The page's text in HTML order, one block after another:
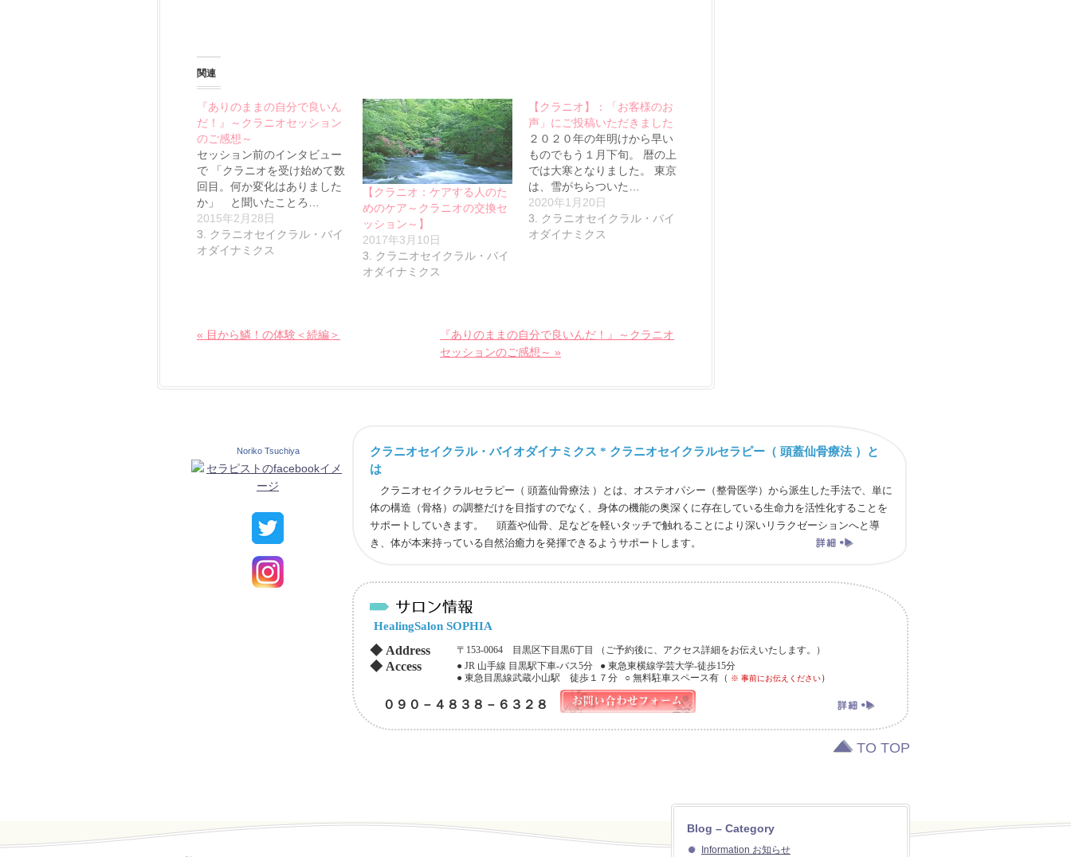
関連
『ありのままの自分で良いん
だ！』～クラニオセッション
のご感想～
セッション前のインタビュー
で 「クラニオを受け始めて数
回目。何か変化はありました
か」 と聞いたことろ…
2015年2月28日
3. クラニオセイクラル・バイ
オダイナミクス
【クラニオ：ケアする人のた
めのケア～クラニオの交換セ
ッション～】
2017年3月10日
3. クラニオセイクラル・バイ
オダイナミクス
【クラニオ】：「お客様のお
声」にご投稿いただきました
２０２０年の年明けから早い
ものでもう１月下旬。 暦の上
では大寒となりました。 東京
は、雪がちらついた…
2020年1月20日
3. クラニオセイクラル・バイ
オダイナミクス
« 目から鱗！の体験＜続編＞
『ありのままの自分で良いんだ！』～クラニオ
セッションのご感想～ »
クラニオセイクラル・バイオダイナミクス * クラニオセイクラルセラピー（ 頭蓋仙骨療法 ）と
は
クラニオセイクラルセラピー（ 頭蓋仙骨療法 ）とは、オステオパシー（整骨医学）から派生した手法で、単に
体の構造（骨格）の調整だけを目指すのでなく、身体の機能の奥深くに存在している生命力を活性化することを
サポートしていきます。 頭蓋や仙骨、足などを軽いタッチで触れることにより深いリラクゼーションへと導
き、体が本来持っている自然治癒力を発揮できるようサポートします。
HealingSalon SOPHIA
◆ Address 〒153-0064 目黒区下目黒6丁目 （ご予約後に、アクセス詳細をお伝えいたします。）
◆ Access
● JR 山手線 目黒駅下車-バス5分 ● 東急東横線学芸大学-徒歩15分
● 東急目黒線武蔵小山駅 徒歩１７分 ○ 無料駐車スペース有（ ※ 事前にお伝えください）
０９０－４８３８－６３２８
Noriko Tsuchiya
TO TOP
Blog – Category
Information お知らせ